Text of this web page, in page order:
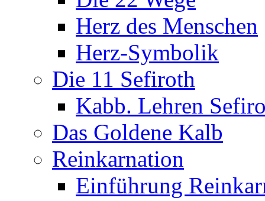
Herz des Menschen
Herz-Symbolik
Die 11 Sefiroth
Kabb. Lehren
Das Goldene Kalb
Reinkarnation
Einführung